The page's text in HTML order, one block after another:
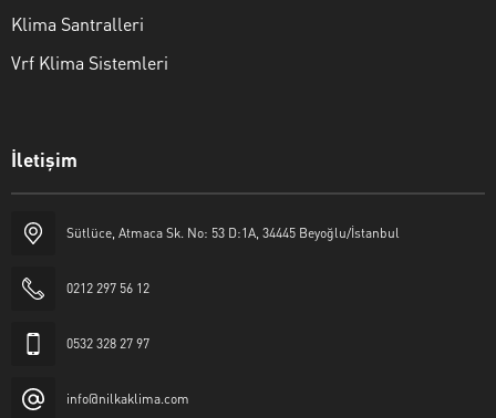
Klima Santralleri
Vrf Klima Sistemleri
İletişim
Sütlüce, Atmaca Sk. No: 53 D:1A, 34445 Beyoğlu/İstanbul
0212 297 56 12
0532 328 27 97
info@nilkaklima.com
Nilka Klima